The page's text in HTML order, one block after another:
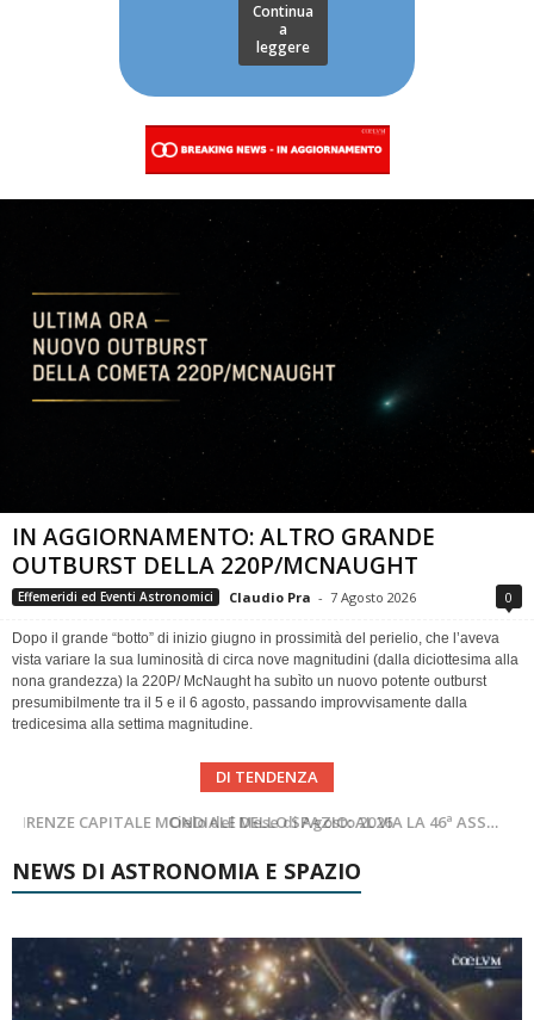
Continua
a
leggere
IN AGGIORNAMENTO: ALTRO GRANDE
OUTBURST DELLA 220P/MCNAUGHT
Effemeridi ed Eventi Astronomici Claudio Pra - 7 Agosto 2026 0
Dopo il grande “botto” di inizio giugno in prossimità del perielio, che l’aveva
vista variare la sua luminosità di circa nove magnitudini (dalla diciottesima alla
nona grandezza) la 220P/ McNaught ha subìto un nuovo potente outburst
presumibilmente tra il 5 e il 6 agosto, passando improvvisamente dalla
tredicesima alla settima magnitudine.
DI TENDENZA
Cielo del Mese di Agosto 2026
SUPERNOVAE aggiornamenti del mese – Agosto 2026
NEWS DI ASTRONOMIA E SPAZIO